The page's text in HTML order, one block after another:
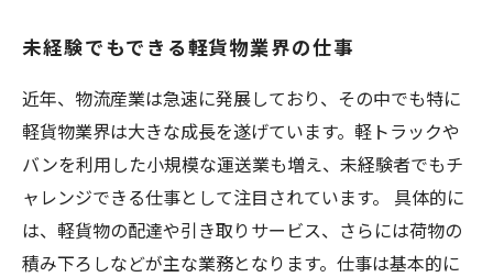
未経験でもできる軽貨物業界の仕事
近年、物流産業は急速に発展しており、その中でも特に
軽貨物業界は大きな成長を遂げています。軽トラックや
バンを利用した小規模な運送業も増え、未経験者でもチ
ャレンジできる仕事として注目されています。 具体的に
は、軽貨物の配達や引き取りサービス、さらには荷物の
積み下ろしなどが主な業務となります。仕事は基本的に